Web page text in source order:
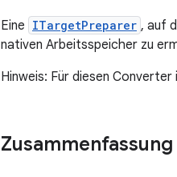
Eine ITargetPreparer , auf
nativen Arbeitsspeicher zu
Hinweis: Für diesen
Zusammenfassung